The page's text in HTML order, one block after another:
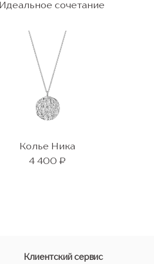
Идеальное сочетание
Колье Ника
4 400 ₽
Клиентский сервис